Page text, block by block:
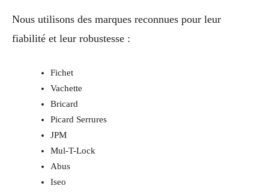
Nous utilisons des marques reconnues pour leur
fiabilité et leur robustesse :
Fichet
Vachette
Bricard
Picard Serrures
JPM
Mul-T-Lock
Abus
Iseo